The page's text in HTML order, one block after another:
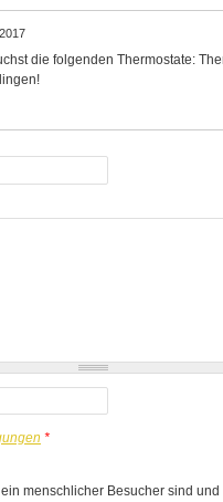
die folgenden Thermostate:
*
menschlicher Besucher sind